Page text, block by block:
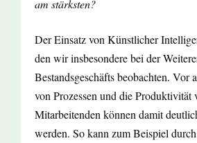
am stärksten?
Der Einsatz von Künstlicher
den wir insbesondere bei der
Bestandsgeschäfts beobachten. Vor
von Prozessen und die Produktivität
Mitarbeitenden können damit
werden. So kann zum Beispiel